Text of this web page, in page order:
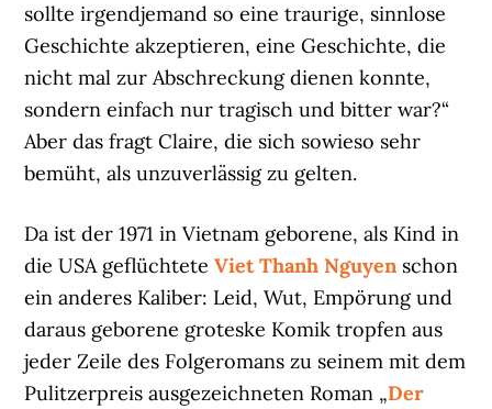
sollte irgendjemand so eine traurige, sinnlose
Geschichte akzeptieren, eine Geschichte, die
nicht mal zur Abschreckung dienen konnte,
sondern einfach nur tragisch und bitter war?“
Aber das fragt Claire, die sich sowieso sehr
bemüht, als unzuverlässig zu gelten.
Da ist der 1971 in Vietnam geborene, als Kind in
die USA geflüchteteViet Thanh Nguyenschon
ein anderes Kaliber: Leid, Wut, Empörung und
daraus geborene groteske Komik tropfen aus
jeder Zeile des Folgeromans zu seinem mit dem
Pulitzerpreis ausgezeichneten Roman „Der